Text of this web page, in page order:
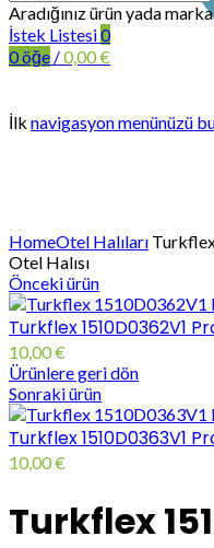
Aradığınız ürün yada marka
İstek Listesi0
0öğe /0,00€
İlk navigasyon menünüzü
HomeOtel Halıları
Otel Halısı
Önceki ürün
Turkflex 1510D0362V1
10,00€
Ürünlere geri dön
Sonraki ürün
Turkflex 1510D0363V1
10,00€
Turkflex